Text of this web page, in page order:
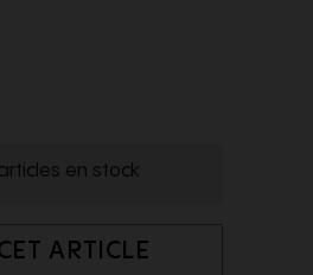
en stock
ARTICLE